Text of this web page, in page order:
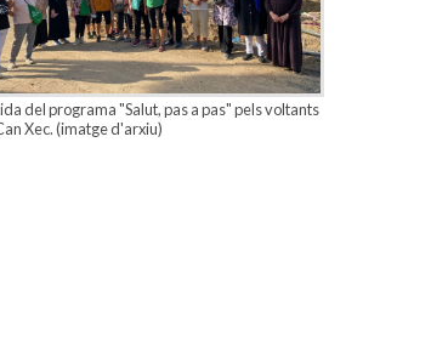
del programa "Salut, pas a pas" pels voltants
Xec. (imatge d'arxiu)